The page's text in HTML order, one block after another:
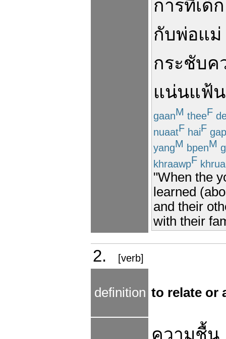
การที่เด็
กับพ่อแม่
กระชับค
แน่นแฟ้น
gaanM theeF
nuaatF haiF gap
yangM bpenM
khraawpF
"When the
learned
and their
with their
2. [verb]
definition to relate or
ความชื้น